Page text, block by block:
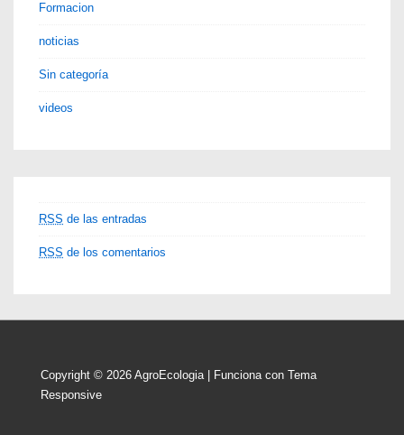
Formacion
noticias
Sin categoría
videos
RSS de las entradas
RSS de los comentarios
Copyright © 2026 AgroEcologia | Funciona con Tema
Responsive